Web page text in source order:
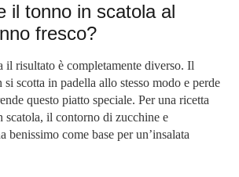
il tonno in scatola al
fresco?
il risultato è completamente diverso. Il
scotta in padella allo stesso modo e perde
questo piatto speciale. Per una ricetta
scatola, il contorno di zucchine e
come base per un’insalata